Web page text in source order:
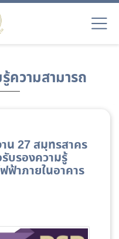
ความสามารถ
27 สมุทรสาคร
บรองความรู้
ฟ้าภายในอาคาร